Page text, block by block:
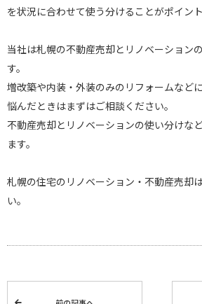
を状況に合わせて使う分けることがポイント
当社は札幌の不動産売却とリノベーション
す。
増改築や内装・外装のみのリフォームなど
悩んだときはまずはご相談ください。
不動産売却とリノベーションの使い分けな
ます。
札幌の住宅のリノベーション・不動産売却
い。